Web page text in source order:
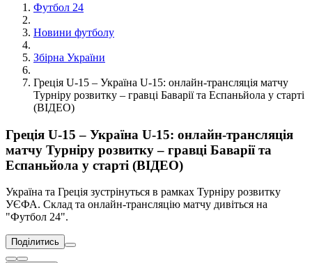
Футбол 24
Новини футболу
Збірна України
Греція U-15 – Україна U-15: онлайн-трансляція матчу
Турніру розвитку – гравці Баварії та Еспаньйола у старті
(ВІДЕО)
Греція U-15 – Україна U-15: онлайн-трансляція
матчу Турніру розвитку – гравці Баварії та
Еспаньйола у старті (ВІДЕО)
Україна та Греція зустрінуться в рамках Турніру розвитку
УЄФА. Склад та онлайн-трансляцію матчу дивіться на
"Футбол 24".
Поділитись